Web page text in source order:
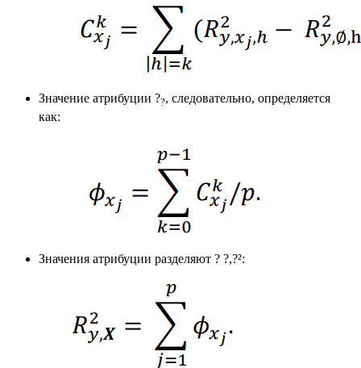
Значение атрибуции ??, следовательно, определяется
как:
Значения атрибуции разделяют ? ?,?²: